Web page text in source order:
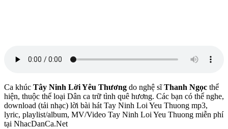
Ca khúc Tây Ninh Lời Yêu Thương do nghệ sĩThanh Ngọc thể
hiện, thuộc thể loại Dân ca trữ tình quê hương. Các bạn có thể nghe,
download (tải nhạc) lời bài hát Tay Ninh Loi Yeu Thuong mp3,
lyric, playlist/album, MV/Video Tay Ninh Loi Yeu Thuong miễn phí
tại NhacDanCa.Net